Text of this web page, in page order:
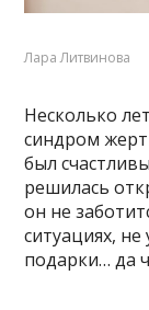
Лара Литвинова
Несколько
синдром
был
решилась
он не
ситуациях,
подарки… да